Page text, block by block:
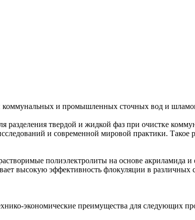
коммунальных и промышленных сточных вод и
разделения твердой и жидкой фаз при очистке
и современной мировой практики.
полиэлектролиты на основе акриламида
высокую эффективность флокуляции в различных
экономические преимущества для следующих